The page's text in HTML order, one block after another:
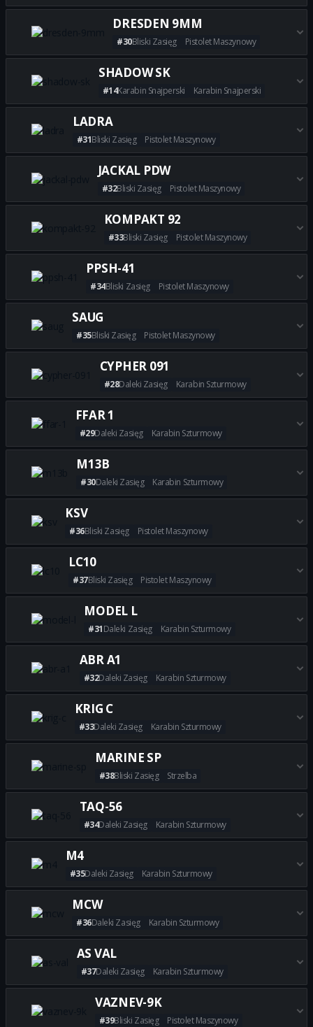
Zdobądź wszystkie najlepsze
DRESDEN 9MM
#30Bliski Zasięg Pistolet Maszynowy
Zdobądź wszystkie najlepsze
SHADOW SK
#14Karabin Snajperski Karabin Snajperski
Zdobądź wszystkie najlepsze
LADRA
#31Bliski Zasięg Pistolet Maszynowy
Zdobądź wszystkie najlepsze
JACKAL PDW
#32Bliski Zasięg Pistolet Maszynowy
Zdobądź wszystkie najlepsze
KOMPAKT 92
#33Bliski Zasięg Pistolet Maszynowy
Zdobądź wszystkie najlepsze
PPSH-41
#34Bliski Zasięg Pistolet Maszynowy
Zdobądź wszystkie najlepsze
SAUG
#35Bliski Zasięg Pistolet Maszynowy
Zdobądź wszystkie najlepsze
CYPHER 091
#28Daleki Zasięg Karabin Szturmowy
Zdobądź wszystkie najlepsze
FFAR 1
#29Daleki Zasięg Karabin Szturmowy
Zdobądź wszystkie najlepsze
M13B
#30Daleki Zasięg Karabin Szturmowy
Zdobądź wszystkie najlepsze
KSV
#36Bliski Zasięg Pistolet Maszynowy
Zdobądź wszystkie najlepsze
LC10
#37Bliski Zasięg Pistolet Maszynowy
Zdobądź wszystkie najlepsze
MODEL L
#31Daleki Zasięg Karabin Szturmowy
Zdobądź wszystkie najlepsze
ABR A1
#32Daleki Zasięg Karabin Szturmowy
Zdobądź wszystkie najlepsze
KRIG C
#33Daleki Zasięg Karabin Szturmowy
Zdobądź wszystkie najlepsze
MARINE SP
#38Bliski Zasięg Strzelba
Zdobądź wszystkie najlepsze
TAQ-56
#34Daleki Zasięg Karabin Szturmowy
Zdobądź wszystkie najlepsze
M4
#35Daleki Zasięg Karabin Szturmowy
Zdobądź wszystkie najlepsze
MCW
#36Daleki Zasięg Karabin Szturmowy
Zdobądź wszystkie najlepsze
AS VAL
#37Daleki Zasięg Karabin Szturmowy
Zdobądź wszystkie najlepsze
VAZNEV-9K
#39Bliski Zasięg Pistolet Maszynowy